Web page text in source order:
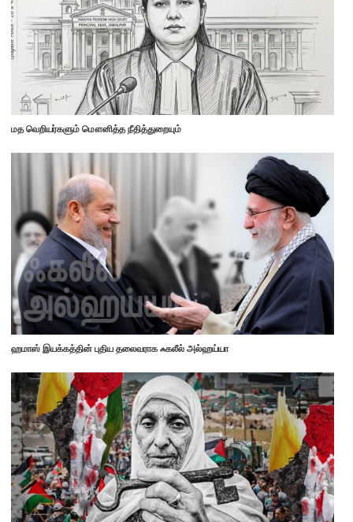
மத வெறியர்களும் மௌனித்த நீதித்துறையும்
ஹமாஸ் இயக்கத்தின் புதிய தலைவராக ஃகலீல் அல்ஹய்யா